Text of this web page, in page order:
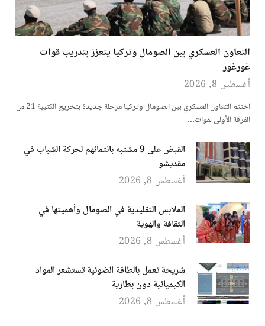
التعاون العسكري بين الصومال وتركيا يتعزز بتدريب قوات
غورغور
أغسطس 8, 2026
اختتم التعاون العسكري بين الصومال وتركيا مرحلة جديدة بتخريج الكتيبة 21 من
الفرقة الأولى لقوات…
القبض على 9 مشتبه بانتمائهم لحركة الشباب في
مقديشو
أغسطس 8, 2026
الملابس التقليدية في الصومال وأهميتها في
الثقافة والهوية
أغسطس 8, 2026
شريحة تعمل بالطاقة الضوئية تستشعر المواد
الكيميائية دون بطارية
أغسطس 8, 2026